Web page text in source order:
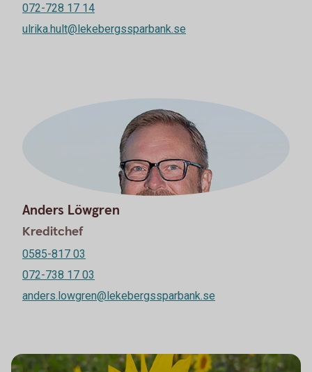
072-728 17 14
ulrika.hult@lekebergssparbank.se
Anders Löwgren
Kreditchef
0585-817 03
072-738 17 03
anders.lowgren@lekebergssparbank.se